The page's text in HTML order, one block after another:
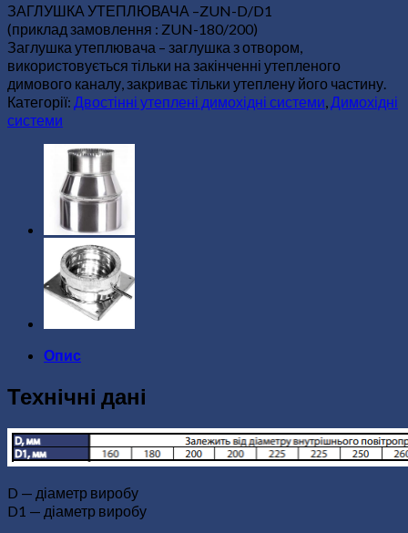
ЗАГЛУШКА УТЕПЛЮВАЧА –ZUN-D/D1
(приклад замовлення : ZUN-180/200)
Заглушка утеплювача – заглушка з отвором,
використовується тільки на закінченні утепленого
димового каналу, закриває тільки утеплену його частину.
Категорії: Двостінні утеплені димохідні системи Димохідні
системи
Опис
Технічні дані
D — діаметр виробу
D1 — діаметр виробу